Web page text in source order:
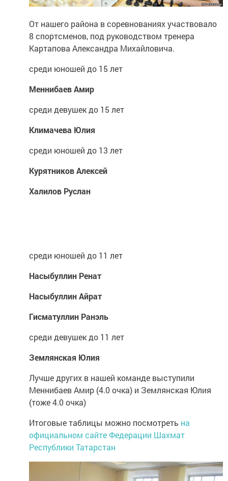
От нашего района в соревнованиях участвовало
8 спортсменов, под руководством тренера
Картапова Александра Михайловича.
среди юношей до 15 лет
Меннибаев Амир
среди девушек до 15 лет
Климачева Юлия
среди юношей до 13 лет
Курятников Алексей
Халилов Руслан
среди юношей до 11 лет
Насыбуллин Ренат
Насыбуллин Айрат
Гисматуллин Ранэль
среди девушек до 11 лет
Землянская Юлия
Лучше других в нашей команде выступили
Меннибаев Амир (4.0 очка) и Землянская Юлия
(тоже 4.0 очка)
Итоговые таблицы можно посмотреть на
официальном сайте Федерации Шахмат
Республики Татарстан